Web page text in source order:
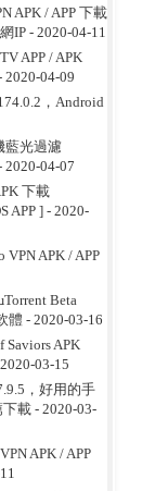
APK / APP 下載
IP- 2020-04-11
APP / APK
2020-04-09
，Android
藍光過濾
2020-04-07
下載
APP ]- 2020-
APK / APP
Beta
體 - 2020-03-16
Saviors APK
03-15
，好用的手
載- 2020-03-
APK / APP